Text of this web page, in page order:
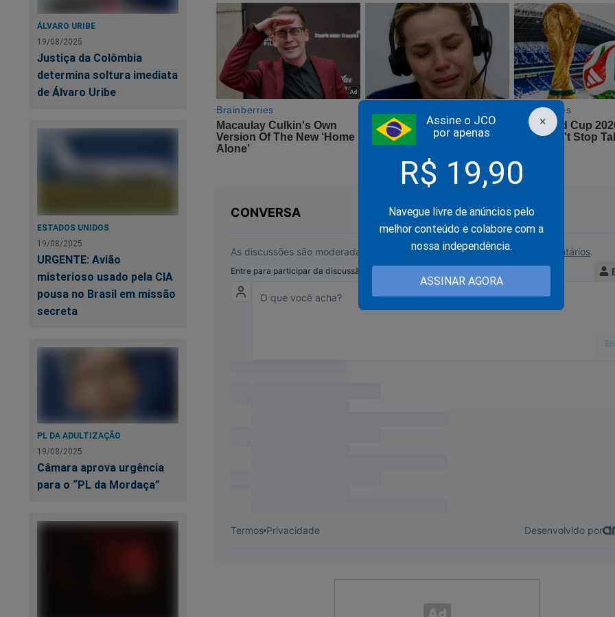
×
Assine o JCO
por apenas
R$ 19,90
Navegue livre de anúncios pelo
melhor conteúdo e colabore com a
nossa independência.
ASSINAR AGORA
ÁLVARO URIBE
19/08/2025
Justiça da Colômbia
determina soltura imediata
de Álvaro Uribe
ESTADOS UNIDOS
19/08/2025
URGENTE: Avião
misterioso usado pela CIA
pousa no Brasil em missão
secreta
PL DA ADULTIZAÇÃO
19/08/2025
Câmara aprova urgência
para o “PL da Mordaça”
"Vou ativar nesta semana um plano especial para garantir a
com mais de 4,5 milhões de milicianos, de todo o território
(...). Fuzis e mísseis para a força camponesa! Para defender o
território, a soberania e a paz da Venezuela. Mísseis e fuzis
classe operária, para que defenda a nossa pátria!", discursou.
PT perde o sono com novo documento sobre o passado de
Outra forma de você apoiar o JCO é comprando um livro! Temos muitas opções!
o STF, Lula, eleições, 8 de janeiro e muito mais. A partir de R$ 19,90. Basta clicar no